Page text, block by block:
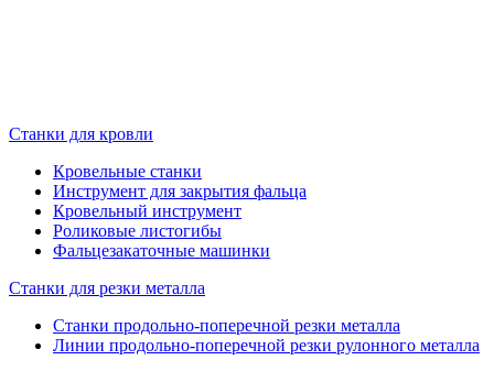
Станки для кровли
Кровельные станки
Инструмент для закрытия фальца
Кровельный инструмент
Роликовые листогибы
Фальцезакаточные машинки
Станки для резки металла
Станки продольно-поперечной резки металла
Линии продольно-поперечной резки рулонного металла